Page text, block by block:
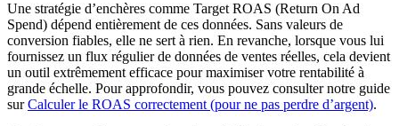
Une stratégie d’enchères comme Target ROAS (Return On Ad
Spend) dépend entièrement de ces données. Sans valeurs de
conversion fiables, elle ne sert à rien. En revanche, lorsque vous lui
fournissez un flux régulier de données de ventes réelles, cela devient
un outil extrêmement efficace pour maximiser votre rentabilité à
grande échelle. Pour approfondir, vous pouvez consulter notre guide
surCalculer le ROAS correctement (pour ne pas perdre d’argent).